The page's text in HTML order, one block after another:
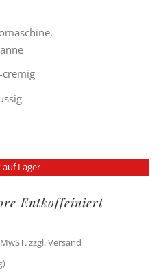
auf Lager
Entkoffeiniert
zzgl. Versand